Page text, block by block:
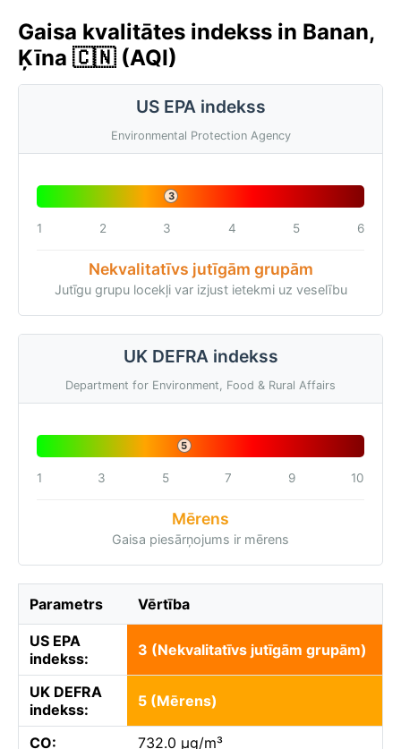
Gaisa kvalitātes indekss in Banan,
Ķīna 🇨🇳 (AQI)
US EPA indekss
Environmental Protection Agency
3
1 2 3 4 5 6
Nekvalitatīvs jutīgām grupām
Jutīgu grupu locekļi var izjust ietekmi uz veselību
UK DEFRA indekss
Department for Environment, Food & Rural Affairs
5
1 3 5 7 9 10
Mērens
Gaisa piesārņojums ir mērens
Parametrs Vērtība
US EPA
indekss:
3 (Nekvalitatīvs jutīgām grupām)
UK DEFRA
indekss:
5 (Mērens)
CO:
732.0 µg/m³